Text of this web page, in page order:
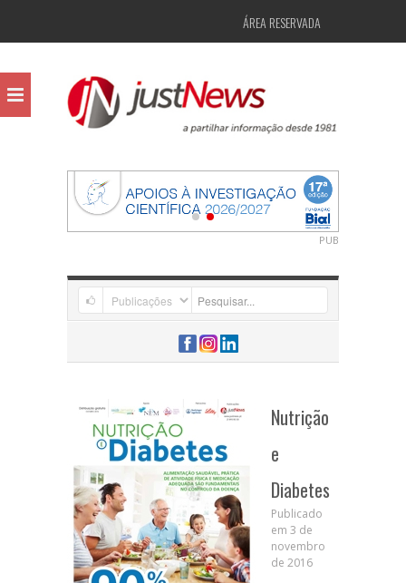
ÁREA RESERVADA
PUB
Nutrição
e
Diabetes
Publicado
em 3 de
novembro
de 2016